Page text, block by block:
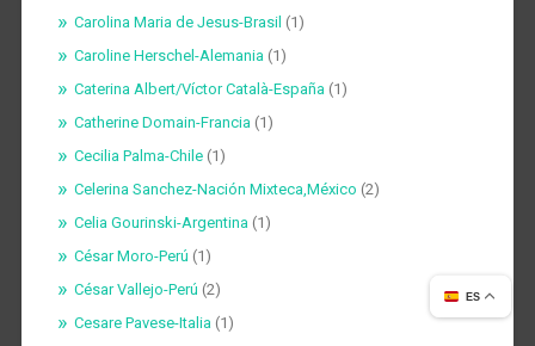
Carolina Maria de Jesus-Brasil (1)
Caroline Herschel​-Alemania (1)
Caterina Albert/Víctor Català-España (1)
Catherine Domain-Francia (1)
Cecilia Palma-Chile(1)
Celerina Sanchez-Nación Mixteca,México (2)
Celia Gourinski-Argentina (1)
César Moro-Perú (1)
César Vallejo-Perú (2)
Cesare Pavese-Italia (1)
ES